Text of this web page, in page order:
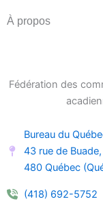
À propos
Fédération des
Bureau du
43 rue de
480 Québec
(418) 692-5752